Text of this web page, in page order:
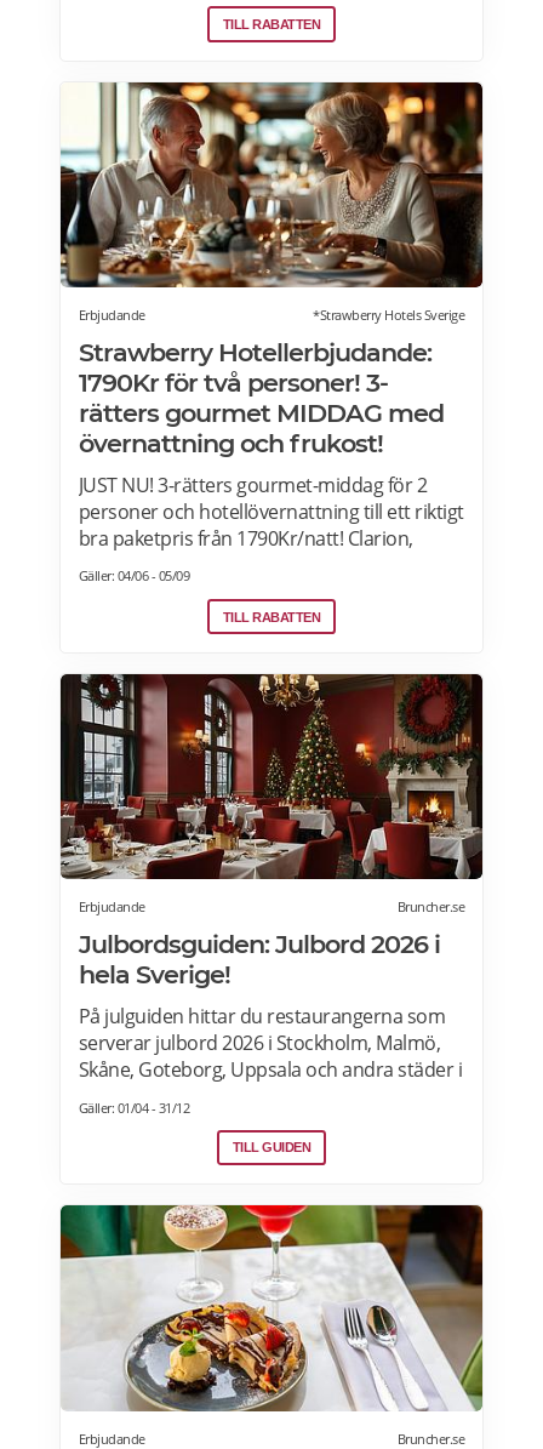
hotellshoppen. Rabatt på mat gäller från
bara kommer förbi. Rabatten gäller på mat
men inte dryck. Du får ta med dig 5 vänner
(totalt 6 personer). Rabatten kan inte
kombineras med andra middagspaket och
erbjudanden, exempelvis vid julbord,
nyårspaket eller after work. Undantag gäller
för alla Scandic Go-hotell och Grand Hotel
Oslo by Scandic. Läs mer>>>
TILL RABATTEN
Erbjudande *Strawberry Hotels Sverige
Strawberry Hotellerbjudande:
1790Kr för två personer! 3-
rätters gourmet MIDDAG med
övernattning och frukost!
JUST NU! 3-rätters gourmet-middag för 2
personer och hotellövernattning till ett riktigt
bra paketpris från 1790Kr/natt! Clarion,
Quality Hotel, Comfort Hotel and Home
Paketet är tillgängligt alla dagar i veckan
fram till 13 september. 2026. Boka senast
den 12 september>>>
Gäller: 04/06 - 05/09
TILL RABATTEN
Erbjudande Bruncher.se
Julbordsguiden: Julbord 2026 i
hela Sverige!
På julguiden hittar du restaurangerna som
serverar julbord 2026 i Stockholm, Malmö,
Skåne, Goteborg, Uppsala och andra städer i
övernattning på hotell, slott eller herrgård.
julfrukost, julkasse eller julcatering för
avhämtning, finns det också många
erbjudanden för dig. Läs mer om Julbord
Gäller: 01/04 - 31/12
TILL GUIDEN
Erbjudande Bruncher.se